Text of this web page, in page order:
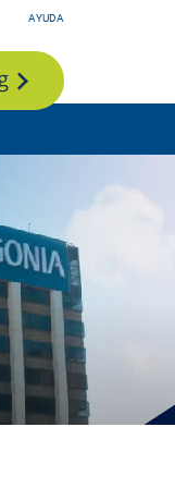
AYUDA